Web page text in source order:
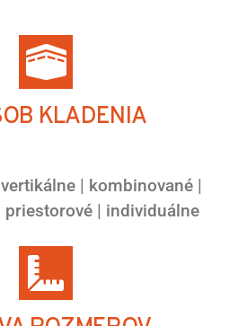
KLADENIA
| kombinované |
priestorové | individuálne